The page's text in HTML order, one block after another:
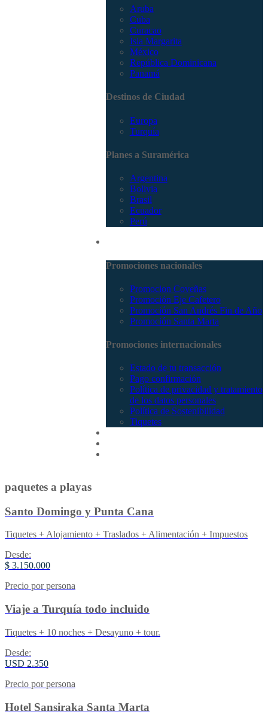
Aruba
Cuba
Curacao
Isla Margarita
México
República Dominicana
Panamá
Destinos de Ciudad
Europa
Turquía
Planes a Suramérica
Argentina
Bolivia
Brasil
Ecuador
Perú
Promociones nacionales
Promocion Coveñas
Promoción Eje Cafetero
Promoción San Andrés Fin de Año
Promoción Santa Marta
Promociones internacionales
Estado de tu transacción
Pago confirmación
Política de privacidad y tratamiento
de los datos personales
Política de Sostenibilidad
Tiquetes
paquetes a playas
Santo Domingo y Punta Cana
Tiquetes + Alojamiento + Traslados + Alimentación + Impuestos
Desde:
$ 3.150.000
Precio por persona
Viaje a Turquía todo incluido
Tiquetes + 10 noches + Desayuno + tour.
Desde:
USD 2.350
Precio por persona
Hotel Sansiraka Santa Marta